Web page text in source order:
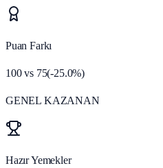
Puan Farkı
100vs 75(-25.0%)
GENEL KAZANAN
Hazır Yemekler